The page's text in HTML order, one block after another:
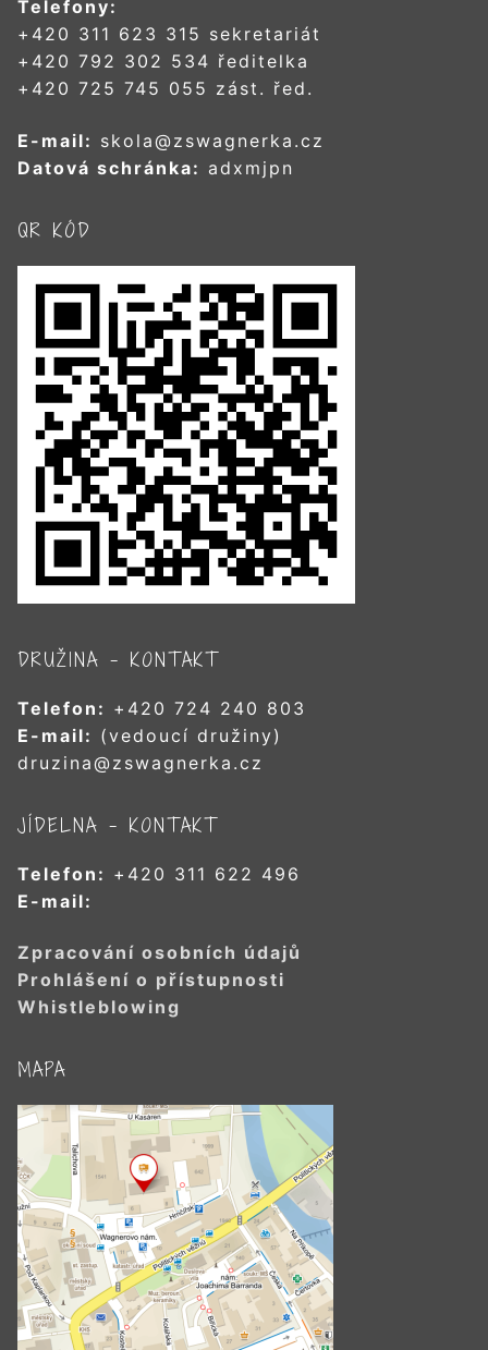
Telefony:
+420 311 623 315 sekretariát
+420 792 302 534 ředitelka
+420 725 745 055 zást. řed.
E-mail: skola@zswagnerka.cz
Datová schránka: adxmjpn
QR KÓD
DRUŽINA – KONTAKT
Telefon: +420 724 240 803
E-mail: (vedoucí družiny)
druzina@zswagnerka.cz
JÍDELNA – KONTAKT
Telefon: +420 311 622 496
E-mail:
Zpracování osobních údajů
Prohlášení o přístupnosti
Whistleblowing
MAPA